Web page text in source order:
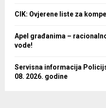
CIK: Ovjerene liste za
Apel građanima –
vode!
Servisna informacija
08. 2026. godine